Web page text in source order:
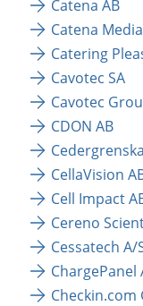
Catena AB
Catena
Catering
Cavotec SA
Cavotec
CDON AB
CellaVision
Cell Impact
Cereno
Cessatech A/
ChargePanel
Checkin.com